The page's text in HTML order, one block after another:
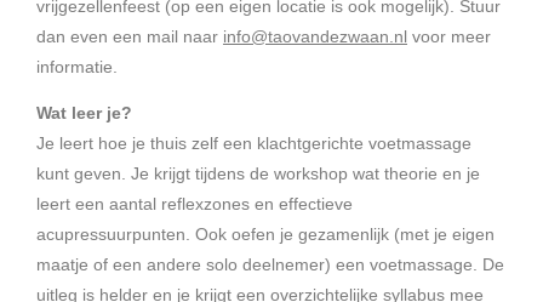
vrijgezellenfeest (op een eigen locatie is ook mogelijk). Stuur
dan even een mail naar info@taovandezwaan.nl voor meer
informatie.
Wat leer je?
Je leert hoe je thuis zelf een klachtgerichte voetmassage
kunt geven. Je krijgt tijdens de workshop wat theorie en je
leert een aantal reflexzones en effectieve
acupressuurpunten. Ook oefen je gezamenlijk (met je eigen
maatje of een andere solo deelnemer) een voetmassage. De
uitleg is helder en je krijgt een overzichtelijke syllabus mee